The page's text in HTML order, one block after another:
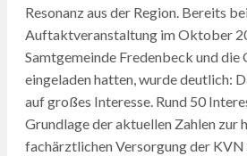
Resonanz aus der Region. Bereits
Auftaktveranstaltung im Oktober
Samtgemeinde Fredenbeck und
eingeladen hatten, wurde deutlich:
auf großes Interesse. Rund 50
Grundlage der aktuellen Zahlen zur
fachärztlichen Versorgung der KVN